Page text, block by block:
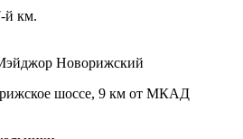
км.
Новорижский
шоссе, 9 км от МКАД